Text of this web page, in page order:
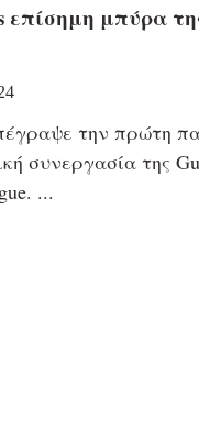
επίσημη μπύρα
την πρώτη
συνεργασία της